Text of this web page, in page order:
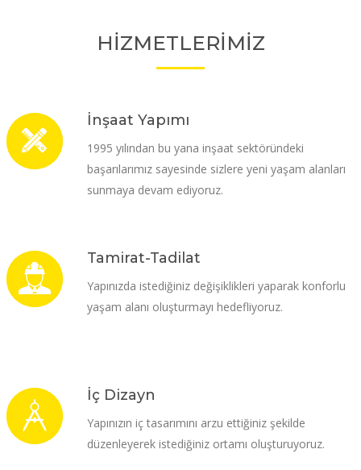
HİZMETLERİMİZ
İnşaat Yapımı
1995 yılından bu yana inşaat sektöründeki
başarılarımız sayesinde sizlere yeni yaşam alanları
sunmaya devam ediyoruz.
Tamirat-Tadilat
Yapınızda istediğiniz değişiklikleri yaparak konforlu
yaşam alanı oluşturmayı hedefliyoruz.
İç Dizayn
Yapınızın iç tasarımını arzu ettiğiniz şekilde
düzenleyerek istediğiniz ortamı oluşturuyoruz.